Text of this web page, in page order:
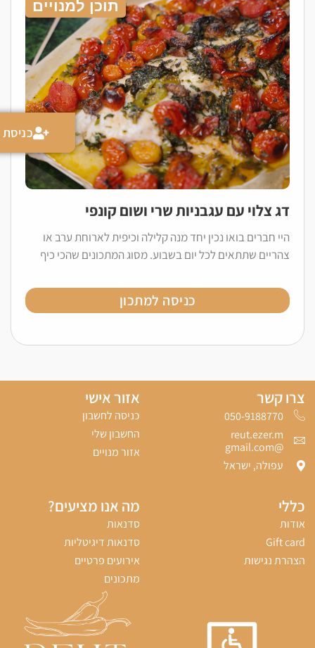
דג צלוי עם עגבניות שרי ושום קונפי
היי חברים בואו נכין יחד מנה קלילה וכיפית לארוחת ערב או
צהריים שתתאים לכל יום בשבוע. מסוג המתכונים שהכי כיף
כניסה למתכון
צרו קשר
050-9188770‬
reut.ezer.m
@gmail.com
עפולה, ישראל
אזור אישי
כניסה לחשבון
החשבון שלי
אזור מנויים
כללי
אודות
Gift card
הצהרת נגישות
מה אנו מציעים?
סדנאות
סדנאות דיגיטליות
אירועים פרטיים
מתכונים
כניסת